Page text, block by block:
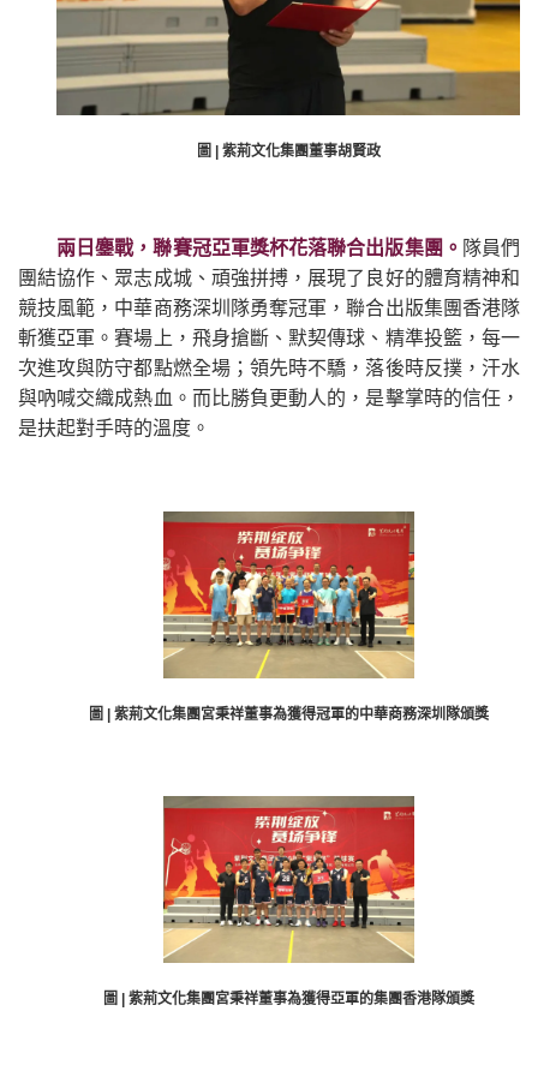
圖 | 紫荊文化集團董事胡賢政
兩日鏖戰，聯賽冠亞軍獎杯花落聯合出版集團。 隊員們
團結協作、眾志成城、頑強拼搏，展現了良好的體育精神和
競技風範，中華商務深圳隊勇奪冠軍，聯合出版集團香港隊
斬獲亞軍。賽場上，飛身搶斷、默契傳球、精準投籃，每一
次進攻與防守都點燃全場；領先時不驕，落後時反撲，汗水
與吶喊交織成熱血。而比勝負更動人的，是擊掌時的信任，
是扶起對手時的溫度。
圖 | 紫荊文化集團宮秉祥董事為獲得冠軍的中華商務深圳隊頒獎
圖 | 紫荊文化集團宮秉祥董事為獲得亞軍的集團香港隊頒獎